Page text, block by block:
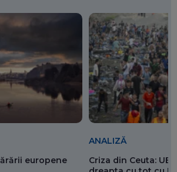
europene
ANALIZĂ
Criza din Ceuta: UE